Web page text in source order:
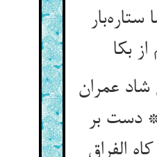
بکا
عمران
دست بر
الفراق